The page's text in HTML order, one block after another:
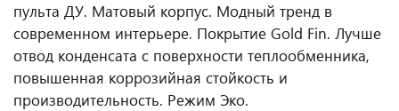
пульта ДУ. Матовый корпус. Модный тренд в
современном интерьере. Покрытие Gold Fin. Лучше
отвод конденсата с поверхности теплообменника,
повышенная коррозийная стойкость и
производительность. Режим Эко.